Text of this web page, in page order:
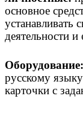
основное
устанавливать
деятельности
Оборудование:
русскому
карточки с